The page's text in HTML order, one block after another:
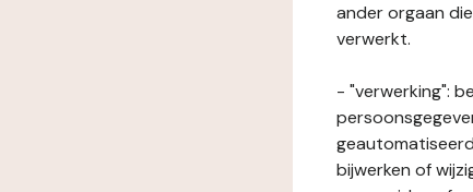
ander orgaan
verwerkt.
- "verwerking":
bijwerken of